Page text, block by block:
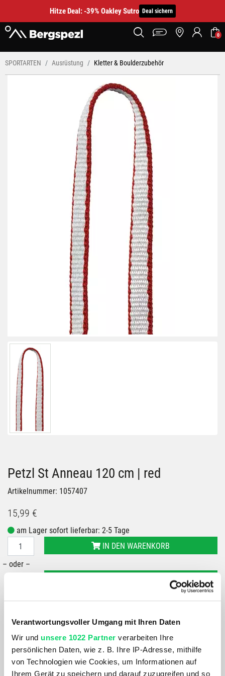
Verantwortungsvoller Umgang mit Ihren Daten
Wir und unsere 1022 Partner verarbeiten Ihre
persönlichen Daten, wie z. B. Ihre IP-Adresse, mithilfe
von Technologien wie Cookies, um Informationen auf
Ihrem Gerät zu speichern und darauf zuzugreifen und so
Hitze Deal: -39% Oakley Sutro Deal sichern
0
SPORTARTEN Ausrüstung Kletter & Boulderzubehör
Petzl St Anneau 120 cm | red
Artikelnummer: 1057407
15,99 €
am Lager sofort lieferbar: 2-5 Tage
IN DEN WARENKORB
– oder –
Bergspezl Wörgl
Bergspezl Villach
Du hast eine Frage?
Wir rufen dich an und beraten dich gerne.